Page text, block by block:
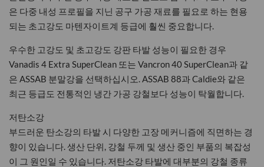
은 다중 내성 프로필을 지닌 공구 가공 재료를 필요로 하는 현용
되는 초고강도 마텐자이트계 등급에 훨씬 중요합니다.
우수한 고강도 및 초고강도 강판 타발 성능이 필요한 경우
Vanadis 4 Extra SuperClean 또는 Vancron 40 SuperClean과 같
은 ASSAB 분말강을 선택하십시오. ASSAB 88과 Caldie와 같은
최근 등급도 전통적인 냉간 가공 강철보다 성능이 탁월합니다.
저탄소강
부드러운 탄소강의 타발 시 다양한 고장 메커니즘에 직면하는 경
향이 있습니다. 생산 단위, 강철 두께 및 생산 중인 부품의 복잡성
이 그 원인일 수 있습니다. 저탄소강 타발에 대부분의 강철 종류